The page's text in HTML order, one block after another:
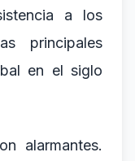
a los
principales
en el siglo
alarmantes.